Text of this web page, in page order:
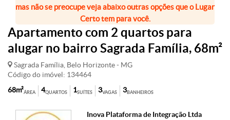
mas não se preocupe veja abaixo outras opções que o Lugar
Certo tem para você.
Apartamento com 2 quartos para
alugar no bairro Sagrada Família, 68m²
Sagrada Família, Belo Horizonte - MG
Código do imóvel: 134464
ÁREA
68m² QUARTOS
4 SUÍTES
1 VAGAS
3 BANHEIROS
3
Inova Plataforma de Integração Ltda